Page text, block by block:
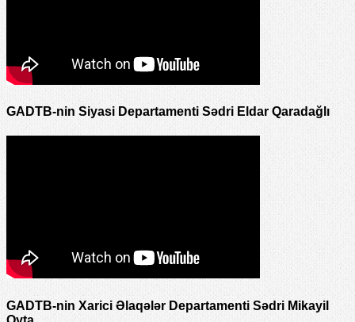
GADTB-nin Siyasi Departamenti Sədri Eldar Qaradağlı
GADTB-nin Xarici Əlaqələr Departamenti Sədri Mikayil